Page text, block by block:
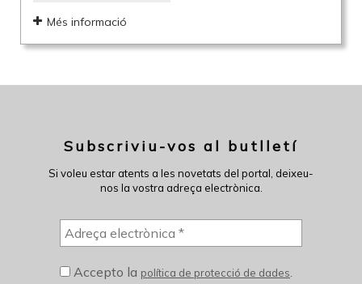
Més informació
Subscriviu-vos al butlletí
Si voleu estar atents a les novetats del portal, deixeu-
nos la vostra adreça electrònica.
Accepto la política de protecció de dades.